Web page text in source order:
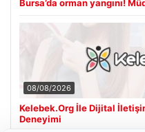
Bursa’da orman yangını!
08/08/2026
Kelebek.Org İle Dijital
Deneyimi